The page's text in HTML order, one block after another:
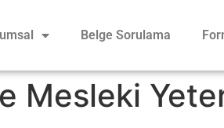
Belge Sorulama
Mesleki